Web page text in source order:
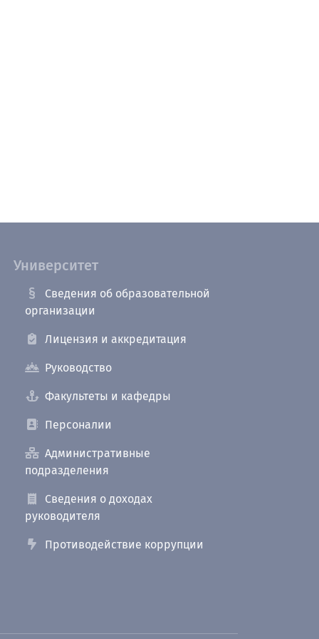
Университет
Сведения об образовательной
организации
Лицензия и аккредитация
Руководство
Факультеты и кафедры
Персоналии
Административные
подразделения
Сведения о доходах
руководителя
Противодействие коррупции